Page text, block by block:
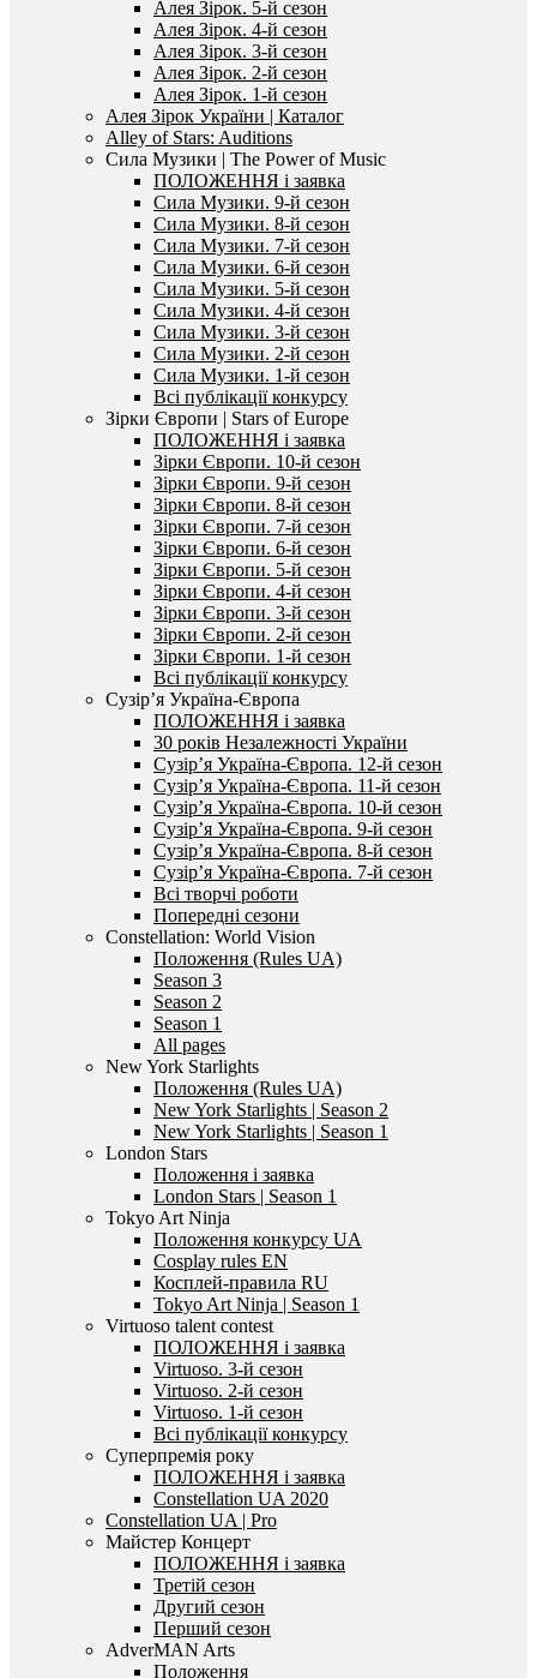
Алея Зірок. 5-й сезон
Алея Зірок. 4-й сезон
Алея Зірок. 3-й сезон
Алея Зірок. 2-й сезон
Алея Зірок. 1-й сезон
Алея Зірок України | Каталог
Alley of Stars: Auditions
Сила Музики | The Power of Music
ПОЛОЖЕННЯ і заявка
Сила Музики. 9-й сезон
Сила Музики. 8-й сезон
Сила Музики. 7-й сезон
Сила Музики. 6-й сезон
Сила Музики. 5-й сезон
Сила Музики. 4-й сезон
Сила Музики. 3-й сезон
Сила Музики. 2-й сезон
Сила Музики. 1-й сезон
Всі публікації конкурсу
Зірки Європи | Stars of Europe
ПОЛОЖЕННЯ і заявка
Зірки Європи. 10-й сезон
Зірки Європи. 9-й сезон
Зірки Європи. 8-й сезон
Зірки Європи. 7-й сезон
Зірки Європи. 6-й сезон
Зірки Європи. 5-й сезон
Зірки Європи. 4-й сезон
Зірки Європи. 3-й сезон
Зірки Європи. 2-й сезон
Зірки Європи. 1-й сезон
Всі публікації конкурсу
Сузір’я Україна-Європа
ПОЛОЖЕННЯ і заявка
30 років Незалежності України
Сузір’я Україна-Європа. 12-й сезон
Сузір’я Україна-Європа. 11-й сезон
Сузір’я Україна-Європа. 10-й сезон
Сузір’я Україна-Європа. 9-й сезон
Сузір’я Україна-Європа. 8-й сезон
Сузір’я Україна-Європа. 7-й сезон
Всі творчі роботи
Попередні сезони
Constellation: World Vision
Положення (Rules UA)
Season 3
Season 2
Season 1
All pages
New York Starlights
Положення (Rules UA)
New York Starlights | Season 2
New York Starlights | Season 1
London Stars
Положення і заявка
London Stars | Season 1
Tokyo Art Ninja
Положення конкурсу UA
Cosplay rules EN
Косплей-правила RU
Tokyo Art Ninja | Season 1
Virtuoso talent contest
ПОЛОЖЕННЯ і заявка
Virtuoso. 3-й сезон
Virtuoso. 2-й сезон
Virtuoso. 1-й сезон
Всі публікації конкурсу
Суперпремія року
ПОЛОЖЕННЯ і заявка
Constellation UA 2020
Constellation UA | Pro
Майстер Концерт
ПОЛОЖЕННЯ і заявка
Третій сезон
Другий сезон
Перший сезон
AdverMAN Arts
Положення